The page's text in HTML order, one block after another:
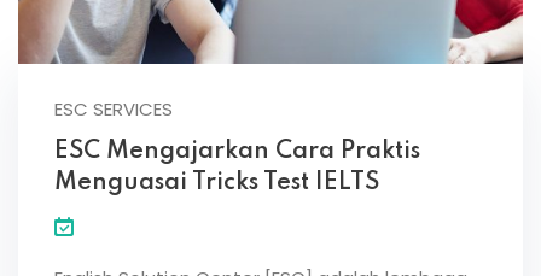
ESC SERVICES
ESC Mengajarkan Cara Praktis
Menguasai Tricks Test IELTS
Remember me Lost your password?